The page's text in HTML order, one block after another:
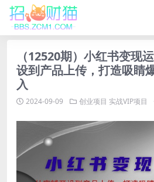
（12520期）小红书变现
设到产品上传，打造吸睛
入
2024-09-09 创业项目 实战VIP项目